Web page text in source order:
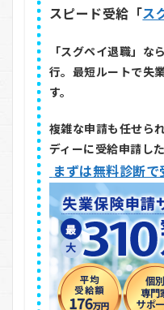
スピード受給「ス
「スグペイ退職」な
行。最短ルートで失
す。
複雑な申請も任せら
ディーに受給申請し
まずは無料診断で